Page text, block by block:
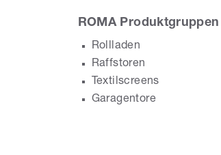
ROMA
Rollladen
Raffstoren
Textilscreens
Garagentore